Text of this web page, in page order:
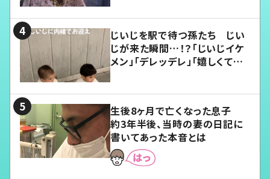
じいじを駅で待つ孫たち じい
じが来た瞬間…！？「じいじイケ
メン」「デレッデレ」「嬉しくて可
生後8ヶ月で亡くなった息子
約3年半後、当時の妻の日記に
書いてあった本音とは